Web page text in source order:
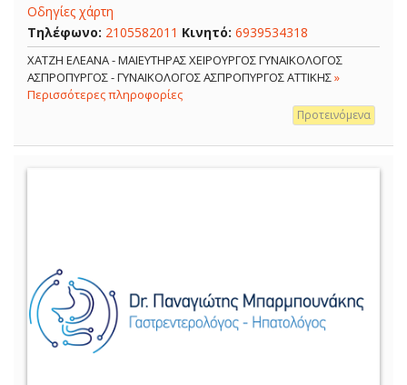
Οδηγίες χάρτη
Τηλέφωνο: 2105582011 Κινητό: 6939534318
ΧΑΤΖΗ ΕΛΕΑΝΑ - ΜΑΙΕΥΤΗΡΑΣ ΧΕΙΡΟΥΡΓΟΣ ΓΥΝΑΙΚΟΛΟΓΟΣ
ΑΣΠΡΟΠΥΡΓΟΣ - ΓΥΝΑΙΚΟΛΟΓΟΣ ΑΣΠΡΟΠΥΡΓΟΣ ΑΤΤΙΚΗΣ»
Περισσότερες πληροφορίες
Προτεινόμενα